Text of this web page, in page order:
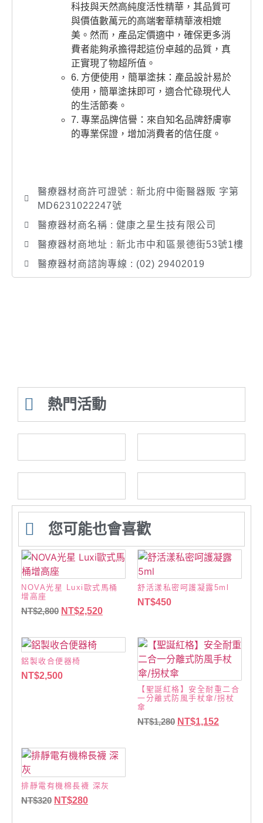
科技與天然高純度活性精華，其品質可
與價值數萬元的高端奢華精華液相媲
美。然而，產品定價適中，確保更多消
費者能夠承擔得起這份卓越的品質，真
正實現了物超所值。
6. 方便使用，簡單塗抹：產品設計易於
使用，簡單塗抹即可，適合忙碌現代人
的生活節奏。
7. 專業品牌信譽：來自知名品牌舒膚寧
的專業保證，增加消費者的信任度。
醫療器材商許可證號 : 新北府中衛醫器販 字第
MD6231022247號
醫療器材商名稱 : 健康之星生技有限公司
醫療器材商地址 : 新北市中和區景德街53號1樓
醫療器材商諮詢專線 : (02) 29402019
熱門活動
您可能也會喜歡
NOVA光星 Luxi歐式馬桶
增高座
NT$2,800 NT$2,520
舒活漾私密呵護凝露5ml
NT$450
鋁製收合便器椅
NT$2,500
【聖誕紅格】安全耐重二合
一分離式防風手杖傘/拐杖
傘
NT$1,280 NT$1,152
排靜電有機棉長襪 深灰
NT$320 NT$280